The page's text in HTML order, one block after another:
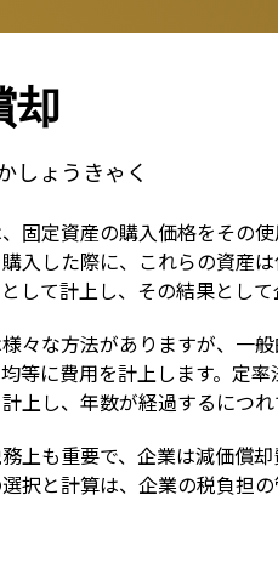
却
しょうきゃく
固定資産の購入価格をその
入した際に、これらの資産
して計上し、その結果とし
々な方法がありますが、一
等に費用を計上します。定
上し、年数が経過するにつれ
上も重要で、企業は減価償
択と計算は、企業の税負担の